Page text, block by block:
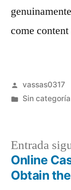
come
vassas0317
Sin categoría
Entrada
Online
Obtain